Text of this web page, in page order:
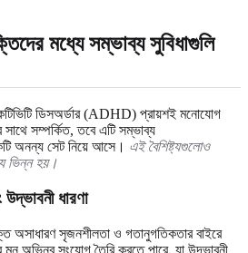
মধ্যে সম্ভাব্য সুবিধাগুলি
ডিসঅর্ডার (ADHD) প্রায়শই মনোযোগ
সম্পর্কিত, তবে এটি সম্ভাব্য
অনন্য সেট নিয়ে আসে। এই বৈশিষ্ট্যগুলোও
ভিন্ন হয়।
ধারণা
সৃজনশীলতা ও গতানুগতিকতার বাইরে
মন অভিনব সংযোগ তৈরি করতে পারে, যা উদ্ভাবনী